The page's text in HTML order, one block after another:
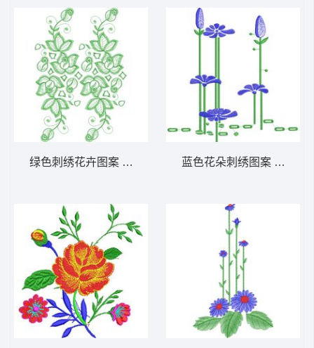
绿色刺绣花卉图案 免费床上用品花边窗帘蓝色花朵刺绣图案 免费床